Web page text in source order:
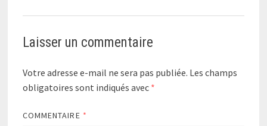
Laisser un commentaire
Votre adresse e-mail ne sera pas publiée. Les champs
obligatoires sont indiqués avec *
COMMENTAIRE *